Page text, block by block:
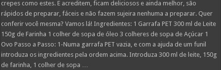
crepes como estes. E acreditem, ficam deliciosos e ainda melhor, são
rápidos de preparar, fáceis e não fazem sujeira nenhuma a preparar. Quer
conferir você mesma? Vamos lá! Ingredientes: 1 Garrafa PET 300 ml de Leite
150g de Farinha 1 colher de sopa de óleo 3 colheres de sopa de Açúcar 1
Ovo Passo a Passo: 1-Numa garrafa PET vazia, e com a ajuda de um funil
introduza os ingredientes pela ordem acima. Introduza 300 ml de leite, 150g
de farinha, 1 colher de sopa …